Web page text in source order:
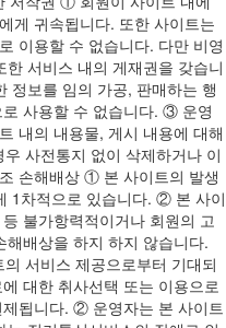
게 귀속됩니다. 또한 사이트는
이용할 수 없습니다. 다만 비영
서비스 내의 게재권을 갖습니
보를 임의 가공, 판매하는 행
사용할 수 없습니다. ③ 운영
내의 내용물, 게시 내용에 대해
사전통지 없이 삭제하거나 이
손해배상 ① 본 사이트의 발생
1차적으로 있습니다. ② 본 사이
불가항력적이거나 회원의 고
배상을 하지 하지 않습니다.
서비스 제공으로부터 기대되
대한 취사선택 또는 이용으로
됩니다. ② 운영자는 본 사이트